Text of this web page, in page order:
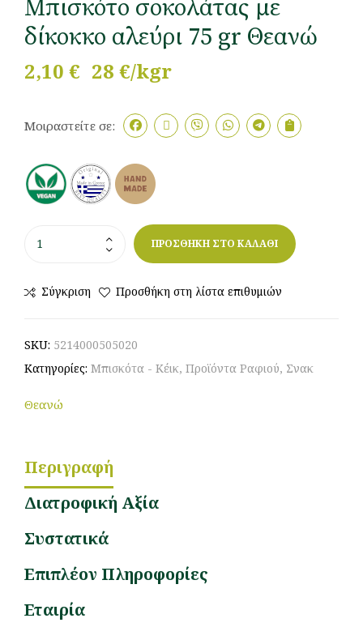
Μπισκότο σοκολάτας με
δίκοκκο αλεύρι 75 gr Θεανώ
2,10 € 28 €/kgr
Μοιραστείτε σε:
ΠΡΟΣΘΗΚΗ ΣΤΟ ΚΑΛΑΘΙ
Σύγκριση Προσθήκη στη λίστα επιθυμιών
SKU: 5214000505020
Κατηγορίες: Μπισκότα - Κέικ, Προϊόντα Ραφιού, Σνακ
Θεανώ
Περιγραφή
Διατροφική Αξία
Συστατικά
Επιπλέον Πληροφορίες
Εταιρία